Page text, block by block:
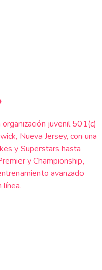
juvenil 501(c)
Nueva Jersey, con una
y Superstars hasta
y Championship,
avanzado
línea.